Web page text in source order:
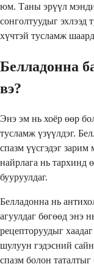
юм. Таны эрүүл
сонголтуудыг
хүчтэй тусламж
Белладонна
вэ?
Энэ эм нь хоёр өөр
тусламж үзүүлдэг.
спазм үүсгэдэг
найрлага нь тархинд
бууруулдаг.
Белладонна нь
агуулдаг бөгөөд энэ
рецепторуудыг
шулуун гэдэсний
спазм болон таталтыг